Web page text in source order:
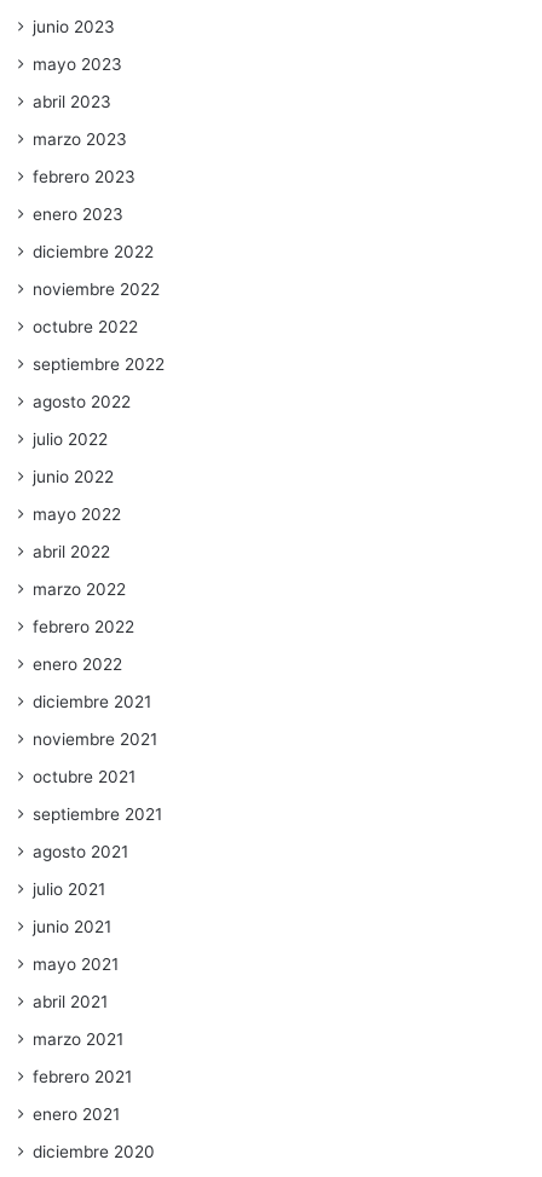
junio 2023
mayo 2023
abril 2023
marzo 2023
febrero 2023
enero 2023
diciembre 2022
noviembre 2022
octubre 2022
septiembre 2022
agosto 2022
julio 2022
junio 2022
mayo 2022
abril 2022
marzo 2022
febrero 2022
enero 2022
diciembre 2021
noviembre 2021
octubre 2021
septiembre 2021
agosto 2021
julio 2021
junio 2021
mayo 2021
abril 2021
marzo 2021
febrero 2021
enero 2021
diciembre 2020